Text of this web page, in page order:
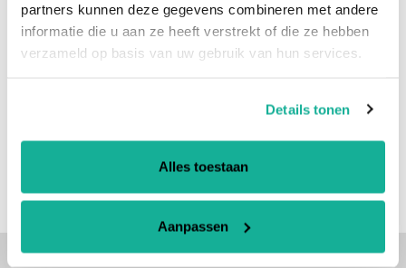
partners kunnen deze gegevens combineren met andere
informatie die u aan ze heeft verstrekt of die ze hebben
verzameld op basis van uw gebruik van hun services.
Details tonen
Alles toestaan
Aanpassen